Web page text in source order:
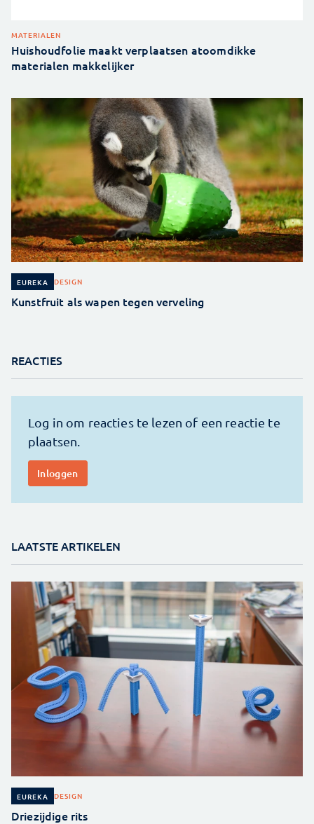
MATERIALEN
Huishoudfolie maakt verplaatsen atoomdikke
materialen makkelijker
EUREKA DESIGN
Kunstfruit als wapen tegen verveling
REACTIES
LAATSTE ARTIKELEN
EUREKA DESIGN
Driezijdige rits